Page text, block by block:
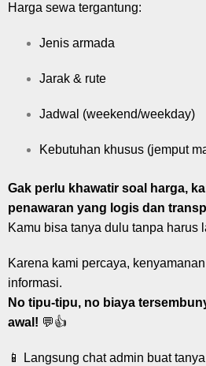
Harga sewa tergantung:
Jenis armada
Jarak & rute
Jadwal (weekend/weekday)
Kebutuhan khusus (jemput
Gak perlu khawatir soal harga,
penawaran yang logis dan
Kamu bisa tanya dulu tanpa harus
Karena kami percaya,
informasi.
No tipu-tipu, no biaya
awal! 💬👍
📱 Langsung chat admin buat